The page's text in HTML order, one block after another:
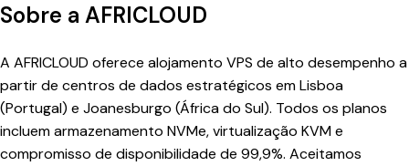
Sobre a AFRICLOUD
A AFRICLOUD oferece alojamento VPS de alto desempenho a
partir de centros de dados estratégicos em Lisboa
(Portugal) e Joanesburgo (África do Sul). Todos os planos
incluem armazenamento NVMe, virtualização KVM e
compromisso de disponibilidade de 99,9%. Aceitamos